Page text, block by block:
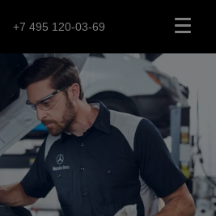
+7 495 120-03-69